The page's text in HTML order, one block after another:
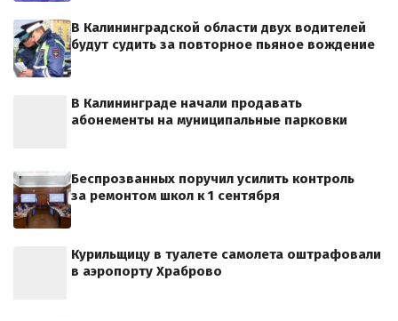
В Калининградской области двух водителей
будут судить за повторное пьяное вождение
В Калининграде начали продавать
абонементы на муниципальные парковки
Беспрозванных поручил усилить контроль
за ремонтом школ к 1 сентября
Курильщицу в туалете самолета оштрафовали
в аэропорту Храброво